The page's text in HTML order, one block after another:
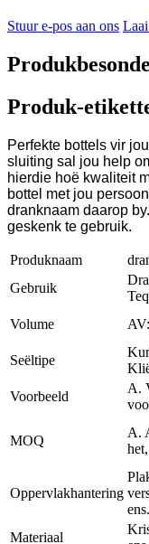
Stuur e-pos aan ons
Produk-
Perfekte bottels vir
sluiting sal jou help
hierdie hoë kwaliteit
bottel met jou
dranknaam daarop
geskenk te gebruik.
Produknaam
Gebruik
Volume
Seëltipe
Voorbeeld
A.
MOQ
A.
Oppervlakhantering
ens.
Materiaal